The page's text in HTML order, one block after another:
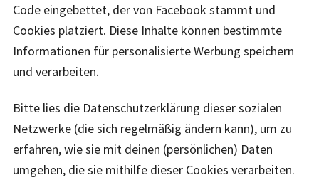
Code eingebettet, der von Facebook stammt und
Cookies platziert. Diese Inhalte können bestimmte
Informationen für personalisierte Werbung speichern
und verarbeiten.
Bitte lies die Datenschutzerklärung dieser sozialen
Netzwerke (die sich regelmäßig ändern kann), um zu
erfahren, wie sie mit deinen (persönlichen) Daten
umgehen, die sie mithilfe dieser Cookies verarbeiten.